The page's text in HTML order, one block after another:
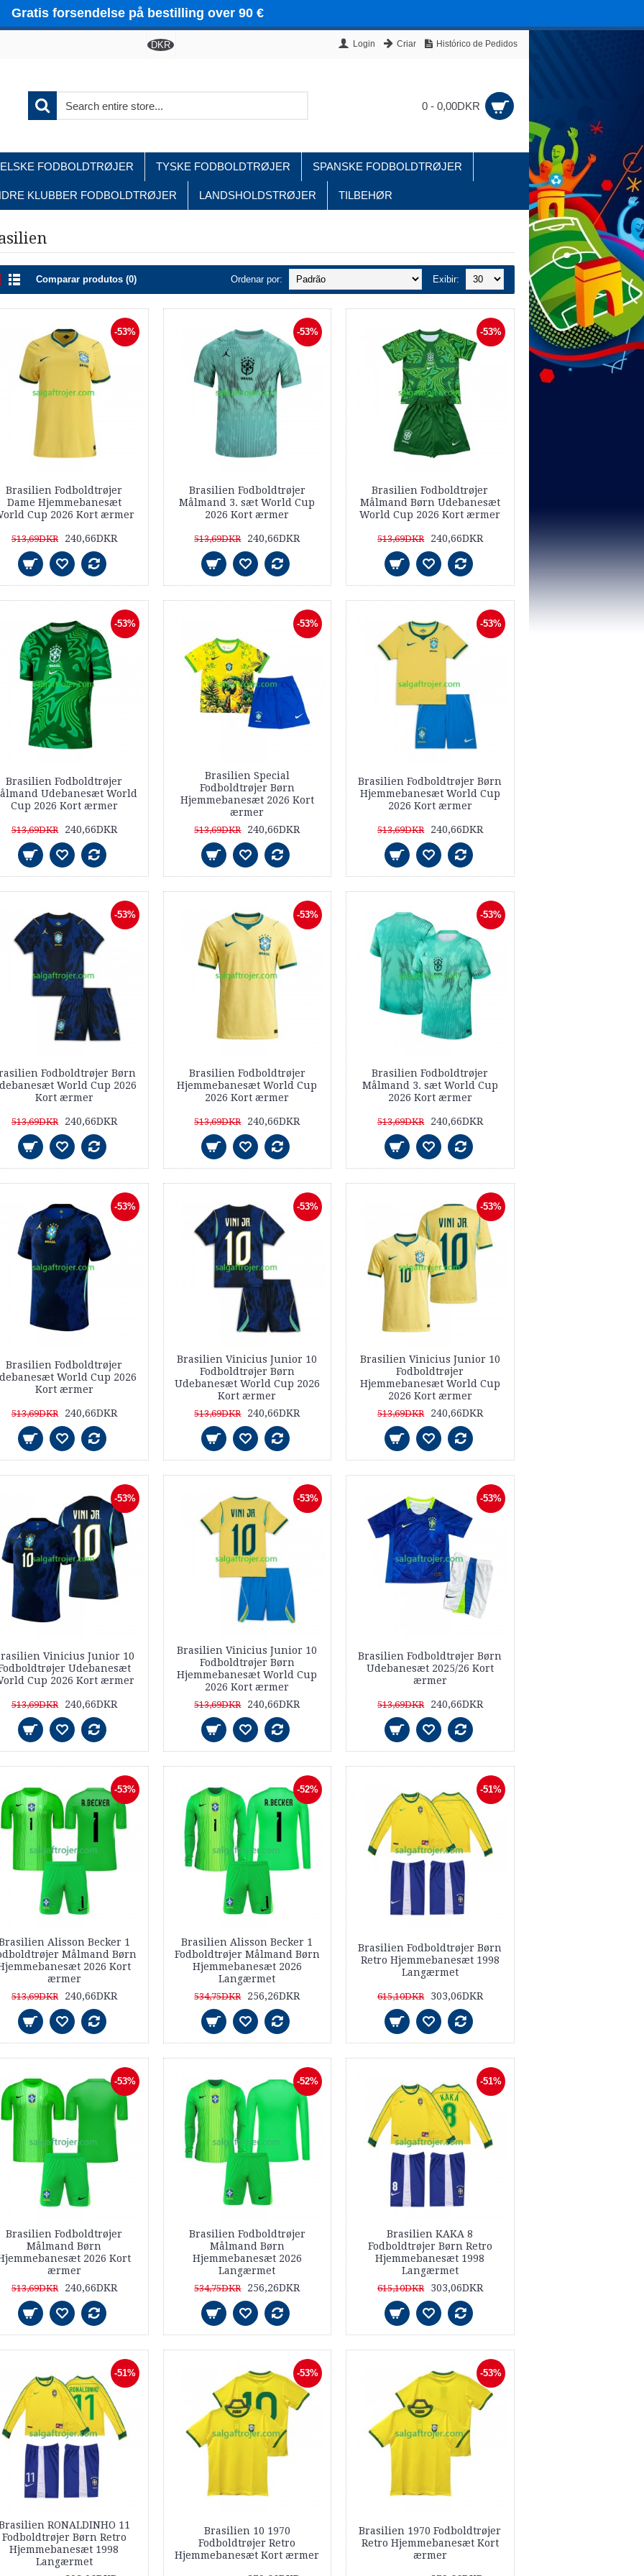
Gratis forsendelse på bestilling over 90 €
DKR Login Criar Histórico de Pedidos
0 - 0,00DKR
FODBOLDTRØJER TYSKE FODBOLDTRØJER SPANSKE FODBOLDTRØJER
KLUBBER FODBOLDTRØJER LANDSHOLDSTRØJER TILBEHØR
Home Landsholdstrøjer Brasilien
Comparar produtos (0) Exibir:
Ordenar por:
-53%
Brasilien Fodboldtrøjer
Dame Hjemmebanesæt
Cup 2026 Kort ærmer
513,69DKR 240,66DKR
-53%
Brasilien Fodboldtrøjer
Målmand 3. sæt World Cup
2026 Kort ærmer
513,69DKR 240,66DKR
-53%
Brasilien Fodboldtrøjer
Målmand Børn Udebanesæt
World Cup 2026 Kort ærmer
513,69DKR 240,66DKR
-53%
Brasilien Fodboldtrøjer
Udebanesæt World
Cup 2026 Kort ærmer
513,69DKR 240,66DKR
-53%
Brasilien Special
Fodboldtrøjer Børn
Hjemmebanesæt 2026 Kort
ærmer
513,69DKR 240,66DKR
-53%
Brasilien Fodboldtrøjer Børn
Hjemmebanesæt World Cup
2026 Kort ærmer
513,69DKR 240,66DKR
-53%
Fodboldtrøjer Børn
World Cup 2026
Kort ærmer
513,69DKR 240,66DKR
-53%
Brasilien Fodboldtrøjer
Hjemmebanesæt World Cup
2026 Kort ærmer
513,69DKR 240,66DKR
-53%
Brasilien Fodboldtrøjer
Målmand 3. sæt World Cup
2026 Kort ærmer
513,69DKR 240,66DKR
-53%
Brasilien Fodboldtrøjer
World Cup 2026
Kort ærmer
513,69DKR 240,66DKR
-53%
Brasilien Vinicius Junior 10
Fodboldtrøjer Børn
Udebanesæt World Cup 2026
Kort ærmer
513,69DKR 240,66DKR
-53%
Brasilien Vinicius Junior 10
Fodboldtrøjer
Hjemmebanesæt World Cup
2026 Kort ærmer
513,69DKR 240,66DKR
-53%
Vinicius Junior 10
Udebanesæt
Cup 2026 Kort ærmer
513,69DKR 240,66DKR
-53%
Brasilien Vinicius Junior 10
Fodboldtrøjer Børn
Hjemmebanesæt World Cup
2026 Kort ærmer
513,69DKR 240,66DKR
-53%
Brasilien Fodboldtrøjer Børn
Udebanesæt 2025/26 Kort
ærmer
513,69DKR 240,66DKR
-53%
Alisson Becker 1
Målmand Børn
2026 Kort
ærmer
513,69DKR 240,66DKR
-52%
Brasilien Alisson Becker 1
Fodboldtrøjer Målmand Børn
Hjemmebanesæt 2026
Langærmet
534,75DKR 256,26DKR
-51%
Brasilien Fodboldtrøjer Børn
Retro Hjemmebanesæt 1998
Langærmet
615,10DKR 303,06DKR
-53%
Brasilien Fodboldtrøjer
Målmand Børn
2026 Kort
ærmer
513,69DKR 240,66DKR
-52%
Brasilien Fodboldtrøjer
Målmand Børn
Hjemmebanesæt 2026
Langærmet
534,75DKR 256,26DKR
-51%
Brasilien KAKA 8
Fodboldtrøjer Børn Retro
Hjemmebanesæt 1998
Langærmet
615,10DKR 303,06DKR
-51%
RONALDINHO 11
Fodboldtrøjer Børn Retro
Hjemmebanesæt 1998
Langærmet
-53%
Brasilien 10 1970
Fodboldtrøjer Retro
Hjemmebanesæt Kort ærmer
-53%
Brasilien 1970 Fodboldtrøjer
Retro Hjemmebanesæt Kort
ærmer